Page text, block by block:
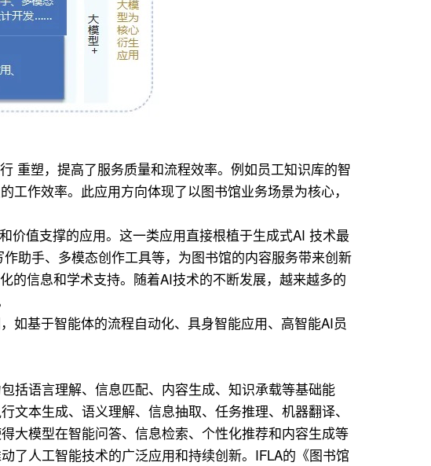
重塑，提高了服务质量和流程效率。例如员工知识库的智
作效率。此应用方向体现了以图书馆业务场景为核心，
价值支撑的应用。这一类应用直接根植于生成式AI 技术最
助手、多模态创作工具等，为图书馆的内容服务带来创新
的信息和学术支持。随着AI技术的不断发展，越来越多的
如基于智能体的流程自动化、具身智能应用、高智能AI员
括语言理解、信息匹配、内容生成、知识承载等基础能
本生成、语义理解、信息抽取、任务推理、机器翻译、
大模型在智能问答、信息检索、个性化推荐和内容生成等
了人工智能技术的广泛应用和持续创新。IFLA的《图书馆